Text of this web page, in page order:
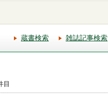
蔵書検索 雑誌記事検索
目